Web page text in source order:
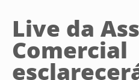
Live da
Comercial